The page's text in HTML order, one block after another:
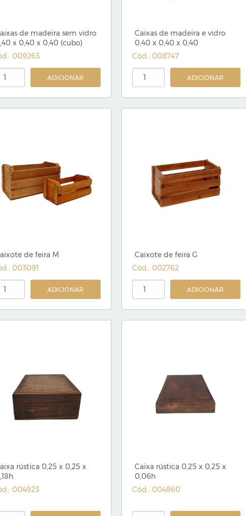
de madeira sem vidro
x 0,40 x 0,40 (cubo)
009263
ADICIONAR
Caixas de madeira e vidro
0,40 x 0,40 x 0,40
Cód.: 008747
ADICIONAR
de feira M
003091
ADICIONAR
Caixote de feira G
Cód.: 002762
ADICIONAR
rústica 0,25 x 0,25 x
004923
Caixa rústica 0,25 x 0,25 x
0,06h
Cód.: 004860